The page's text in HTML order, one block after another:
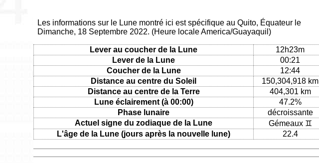
Les informations sur le Lune montré ici est spécifique au Quito, Équateur le
Dimanche, 18 Septembre 2022. (Heure locale America/Guayaquil)
Lever au coucher de la Lune
12h23m
Lever de la Lune
00:21
Coucher de la Lune
12:44
Distance au centre du Soleil
150,304,918 km
Distance au centre de la Terre
404,301 km
Lune éclairement (à 00:00)
47.2%
Phase lunaire
décroissante
Actuel signe du zodiaque de la Lune
Gémeaux ♊
L'âge de la Lune (jours après la nouvelle lune)
22.4